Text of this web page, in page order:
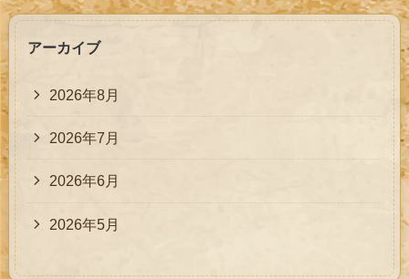
アーカイブ
2026年8月
2026年7月
2026年6月
2026年5月